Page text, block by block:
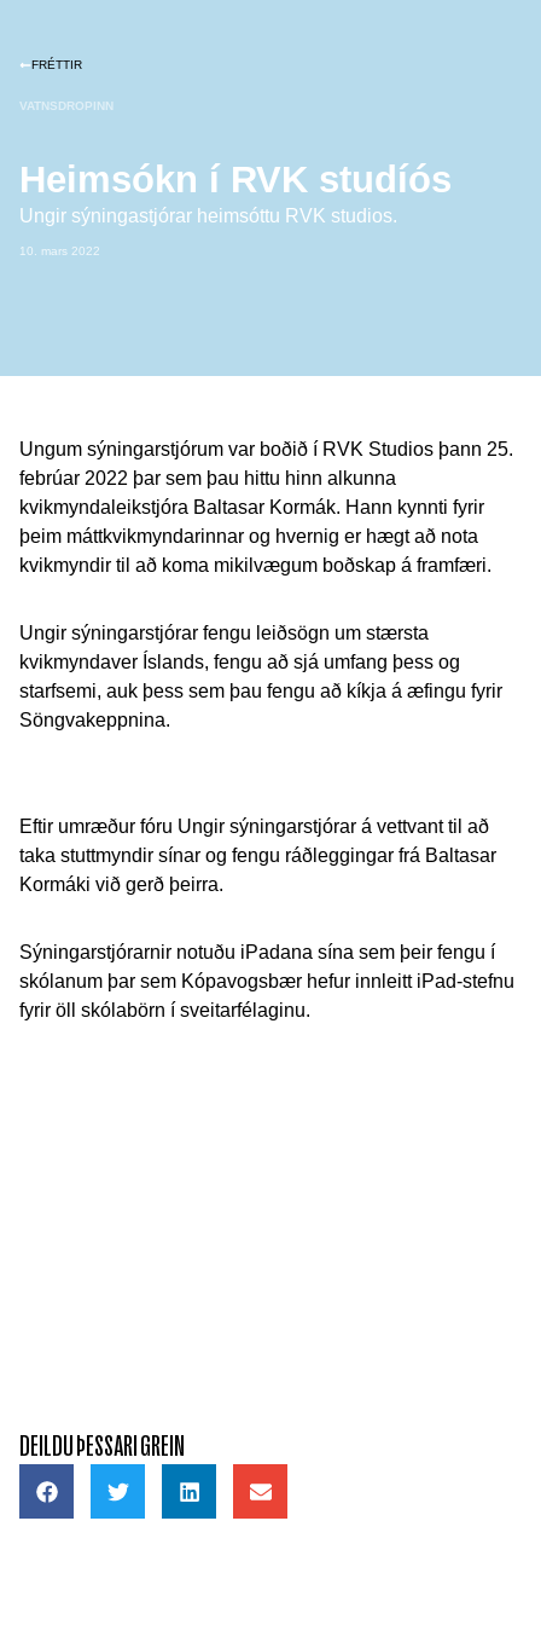
FRÉTTIR
VATNSDROPINN
Heimsókn í RVK studíós
Ungir sýningastjórar heimsóttu RVK studios.
10. mars 2022
Ungum sýningarstjórum var boðið í RVK Studios þann 25.
febrúar 2022 þar sem þau hittu hinn alkunna
kvikmyndaleikstjóra Baltasar Kormák. Hann kynnti fyrir
þeim máttkvikmyndarinnar og hvernig er hægt að nota
kvikmyndir til að koma mikilvægum boðskap á framfæri.
Ungir sýningarstjórar fengu leiðsögn um stærsta
kvikmyndaver Íslands, fengu að sjá umfang þess og
starfsemi, auk þess sem þau fengu að kíkja á æfingu fyrir
Söngvakeppnina.
Eftir umræður fóru Ungir sýningarstjórar á vettvant til að
taka stuttmyndir sínar og fengu ráðleggingar frá Baltasar
Kormáki við gerð þeirra.
Sýningarstjórarnir notuðu iPadana sína sem þeir fengu í
skólanum þar sem Kópavogsbær hefur innleitt iPad-stefnu
fyrir öll skólabörn í sveitarfélaginu.
DEILDU ÞESSARI GREIN